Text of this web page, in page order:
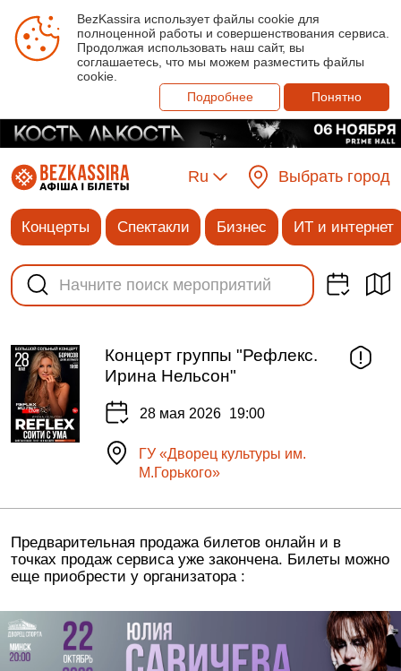
BezKassira использует файлы cookie для
полноценной работы и совершенствования сервиса.
Продолжая использовать наш сайт, вы
соглашаетесь, что мы можем разместить файлы
cookie.
Подробнее
Понятно
Ru Выбрать город
Концерты Спектакли Бизнес ИТ и интернет
Концерт группы "Рефлекс.
Ирина Нельсон"
28 мая 2026 19:00
ГУ «Дворец культуры им.
М.Горького»
Предварительная продажа билетов онлайн и в
точках продаж сервиса уже закончена. Билеты можно
еще приобрести у организатора :